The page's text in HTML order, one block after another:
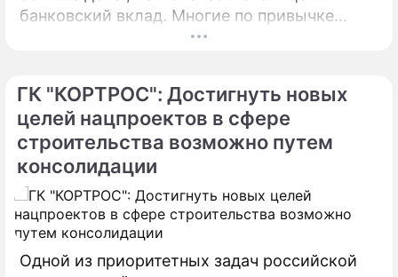
банковский вклад. Многие по привычке
думают, что инвестировать в жилье нужно
ГК "КОРТРОС": Достигнуть новых
целей нацпроектов в сфере
строительства возможно путем
консолидации
Одной из приоритетных задач российской